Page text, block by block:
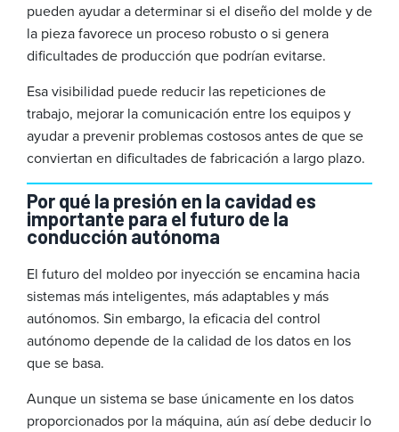
pueden ayudar a determinar si el diseño del molde y de
la pieza favorece un proceso robusto o si genera
dificultades de producción que podrían evitarse.
Esa visibilidad puede reducir las repeticiones de
trabajo, mejorar la comunicación entre los equipos y
ayudar a prevenir problemas costosos antes de que se
conviertan en dificultades de fabricación a largo plazo.
Por qué la presión en la cavidad es
importante para el futuro de la
conducción autónoma
El futuro del moldeo por inyección se encamina hacia
sistemas más inteligentes, más adaptables y más
autónomos. Sin embargo, la eficacia del control
autónomo depende de la calidad de los datos en los
que se basa.
Aunque un sistema se base únicamente en los datos
proporcionados por la máquina, aún así debe deducir lo